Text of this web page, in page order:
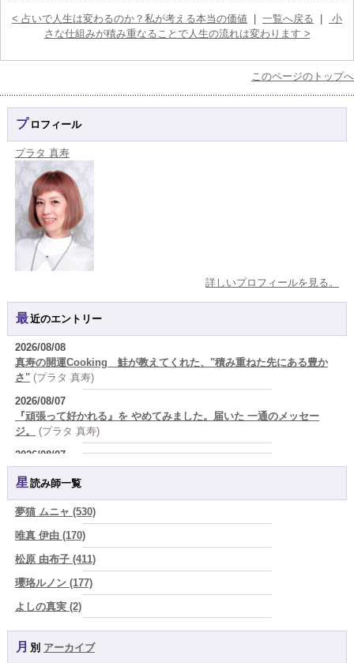
< 占いで人生は変わるのか？私が考える本当の価値 一覧へ戻る
小
さな仕組みが積み重なることで人生の流れは変わります >
このページのトップへ
プロフィール
プラタ 真寿
詳しいプロフィールを見る。
最近のエントリー
2026/08/08
真寿の開運Cooking 鮭が教えてくれた、"積み重ねた先にある豊か
さ" (プラタ 真寿)
2026/08/07
『頑張って好かれる』を やめてみました。届いた 一通のメッセー
ジ。
(プラタ 真寿)
2026/08/07
2026年8月8日 甲寅――自分の軸を持ちながら、世界と対話する日 (あ
ぐり)
2026/08/07
新しいことに触れると、自分の中の回路がひらく｜好奇心を持ち続け
る楽しさ (美月マーシャ)
2026/08/07
2026年8月7日 癸丑 自分を消さずに、調和を育てる日
2026/08/07
時間は前に進んでいく。後悔は消せないけれど未来を変えていくこと
ができる (真巳華 - Mamika -)
2026/08/07
星読み師一覧
夢猫 ムニャ (530)
唯真 伊由 (170)
松原 由布子 (411)
瓔珞ルノン (177)
よしの真実 (2)
YOSHIKI (58)
よみ (39)
月別 アーカイブ